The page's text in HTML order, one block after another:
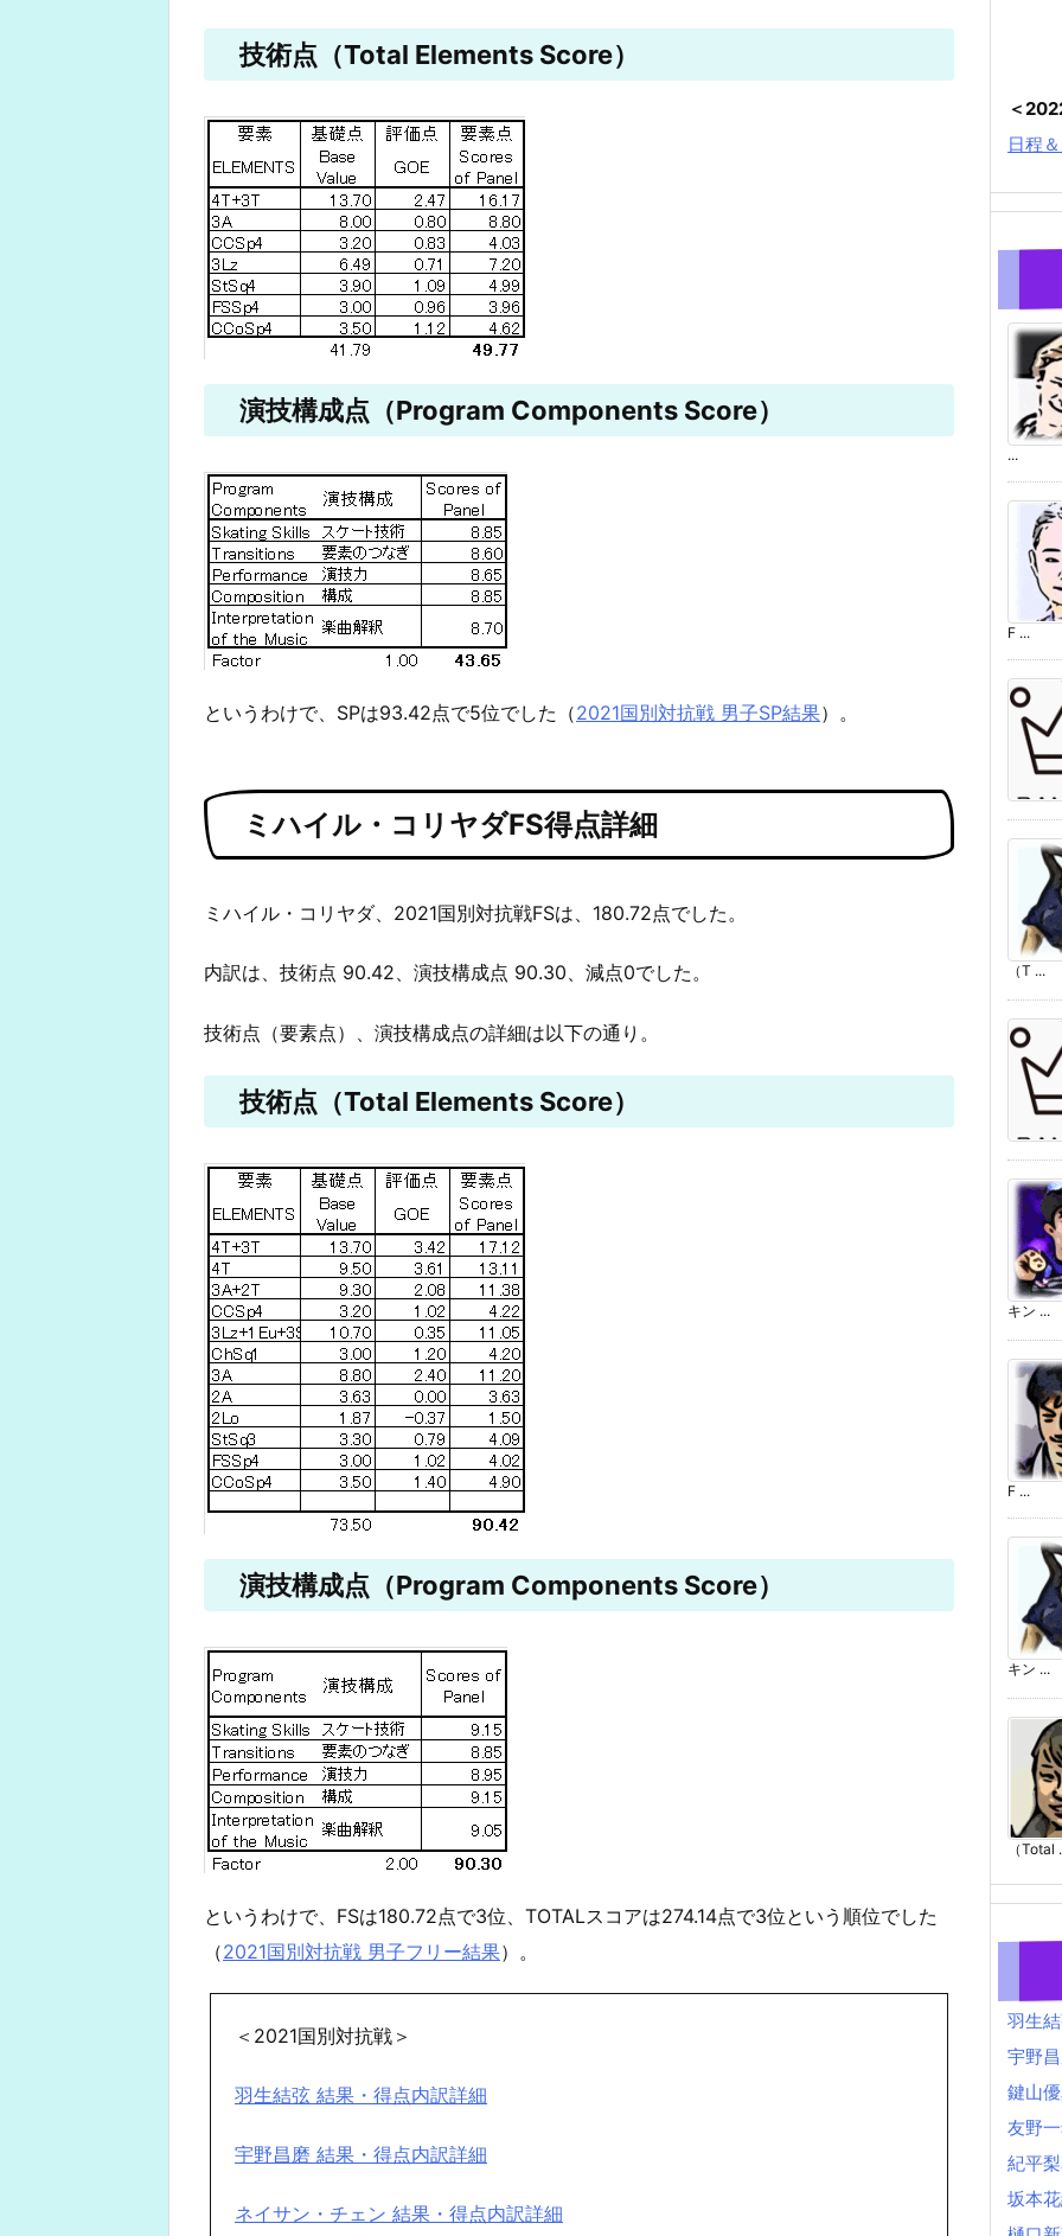
技術点（Total Elements Score）
演技構成点（Program Components Score）
というわけで、SPは93.42点で5位でした（2021国別対抗戦 男子SP結果）。
ミハイル・コリヤダFS得点詳細
ミハイル・コリヤダ、2021国別対抗戦FSは、180.72点でした。
内訳は、技術点 90.42、演技構成点 90.30、減点0でした。
技術点（要素点）、演技構成点の詳細は以下の通り。
技術点（Total Elements Score）
演技構成点（Program Components Score）
というわけで、FSは180.72点で3位、TOTALスコアは274.14点で3位という順位でした
（2021国別対抗戦 男子フリー結果）。
＜2021国別対抗戦＞
羽生結弦 結果・得点内訳詳細
宇野昌磨 結果・得点内訳詳細
ネイサン・チェン 結果・得点内訳詳細
＜
日程
...
F ...
（T ...
キン ...
F ...
キン ...
（Total
羽生
宇野
鍵山
友野
紀平
坂本